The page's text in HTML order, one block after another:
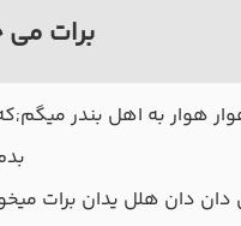
برات می
هوار به اهل بندر
دان هلل یدان برات